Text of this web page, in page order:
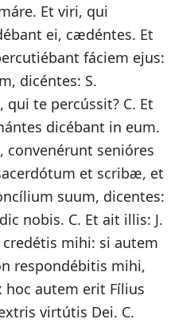
Et viri, qui
ei, cædéntes. Et
fáciem ejus:
dicéntes: S.
qui te percússit? C. Et
dicébant in eum.
convenérunt senióres
et scribæ, et
suum, dicentes:
nobis. C. Et ait illis: J.
mihi: si autem
respondébitis mihi,
autem erit Fílius
virtútis Dei. C.